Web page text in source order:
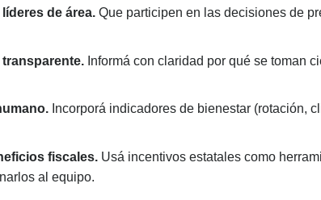
de área.Que participen en las decisiones de
Informá con claridad por qué se toman
Incorporá indicadores de bienestar (rotación,
fiscales.Usá incentivos estatales como
al equipo.